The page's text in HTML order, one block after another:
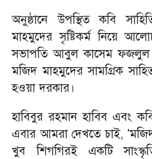
অনুষ্ঠানে উপস্থিত কবি
মাহমুদের সৃষ্টিকর্ম নিয়ে
সভাপতি আবুল কাসেম ফজলুল
মজিদ মাহমুদের সামগ্রিক
হওয়া দরকার।
হাবিবুর রহমান হাবিব এবং
এবার আমরা দেখতে চাই,
খুব শিগগিরই একটি